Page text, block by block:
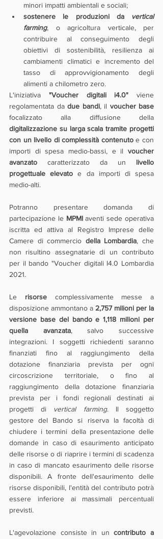
minori impatti ambientali e sociali;
sostenere le produzioni da vertical
farming, o agricoltura verticale, per
contribuire al conseguimento degli
obiettivi di sostenibilità, resilienza ai
cambiamenti climatici e incremento del
tasso di approvvigionamento degli
alimenti a chilometro zero.
L'iniziativa "Voucher digitali i4.0" viene
regolamentata da due bandi, il voucher base
digitalizzazione su larga scala tramite progetti
con un livello di complessità contenuto e con
importi di spesa medio-bassi, e il voucher
avanzato caratterizzato da un livello
progettuale elevato e da importi di spesa
medio-alti.
Potranno presentare domanda di
partecipazione le MPMI aventi sede operativa
iscritta ed attiva al Registro Imprese delle
Camere di commercio della Lombardia, che
non risultino assegnatarie di un contributo
per il bando "Voucher digitali I4.0 Lombardia
2021.
Le risorse complessivamente messe a
disposizione ammontano a 2,757 milioni per la
versione base del bando e 1,118 milioni per
quella avanzata, salvo successive
integrazioni. I soggetti richiedenti saranno
finanziati fino al raggiungimento della
dotazione finanziaria prevista per ogni
circoscrizione territoriale, o fino al
raggiungimento della dotazione finanziaria
prevista per i fondi regionali destinati ai
progetti di vertical farming. Il soggetto
gestore del Bando si riserva la facoltà di
chiudere i termini della presentazione delle
domande in caso di esaurimento anticipato
delle risorse o di riaprire i termini di scadenza
in caso di mancato esaurimento delle risorse
disponibili. A fronte dell'esaurimento delle
risorse disponibili, l'entità del contributo potrà
essere inferiore ai massimali percentuali
previsti.
L'agevolazione consiste in un contributo a